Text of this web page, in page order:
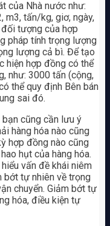
của Nhà nước như:
m3, tấn/kg, giơ, ngày,
tượng của hợp
pháp tính trọng lượng
lượng cả bì. Để tạo
hiện hợp đồng có thể
như: 3000 tấn (cộng,
thể quy định Bên bán
sai đó.
cũng cần lưu ý
hàng hóa nào cũng
hợp đồng nào cũng
hụt của hàng hóa.
vấn đề khái niêm
bớt tự nhiên về trọng
chuyển. Giảm bớt tự
hóa, điều kiện tự